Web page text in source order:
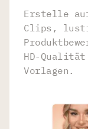
Erstelle
Clips,
HD-Qualität
Vorlagen.